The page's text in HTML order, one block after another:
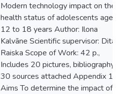
Modern technology impact on the
health status of adolescents aged
12 to 18 years Author: Ilona
Kalvāne Scientific supervisor: Dita
Raiska Scope of Work: 42 p.,
Includes 20 pictures, bibliography
30 sources attached Appendix 1.
Aims To determine the impact of